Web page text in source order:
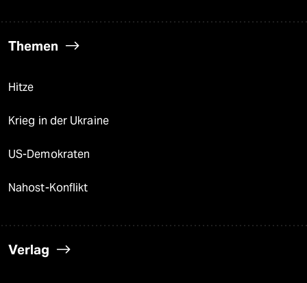
Themen
Hitze
Krieg in der Ukraine
US-Demokraten
Nahost-Konflikt
Verlag